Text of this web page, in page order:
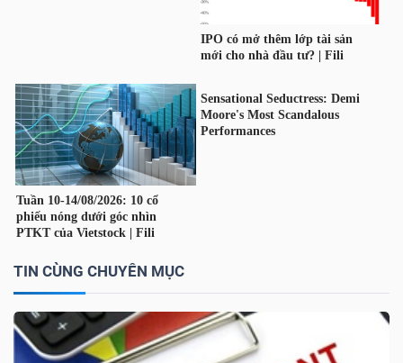
TIN CÙNG CHUYÊN MỤC
ĐÔNG
DƯƠNG
TÀI
CÁ
NHÂN